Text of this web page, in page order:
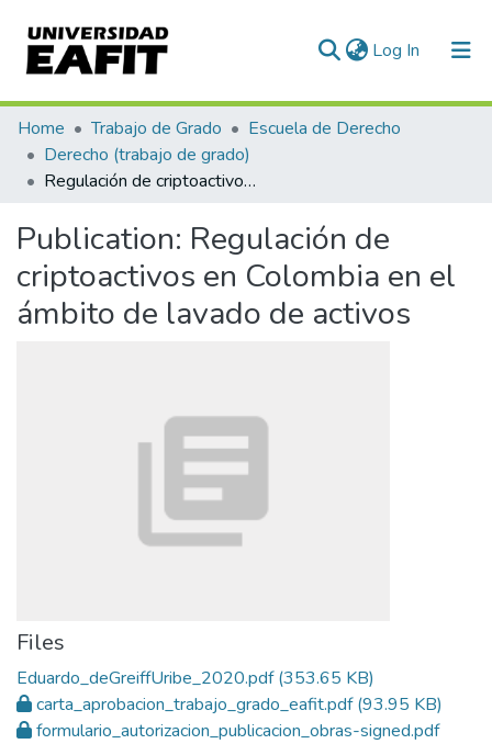
Log In (current)
Communities & Collections
All of DSpace
Home Trabajo de Grado
Escuela de Derecho
Derecho (trabajo de grado)
Regulación de criptoactivos en Colombia en el ámbito de lavado de activos
Publication: Regulación de
criptoactivos en Colombia en el
ámbito de lavado de activos
Files
Eduardo_deGreiffUribe_2020.pdf(353.65 KB)
carta_aprobacion_trabajo_grado_eafit.pdf(93.95 KB)
formulario_autorizacion_publicacion_obras-signed.pdf